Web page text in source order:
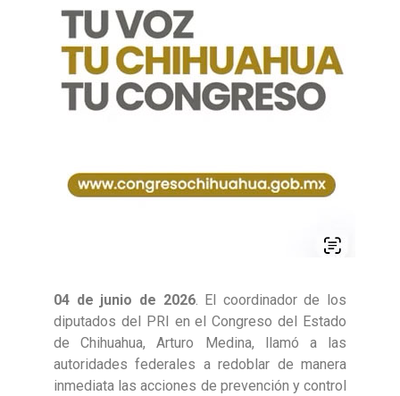
04 de junio de 2026. El coordinador de los
diputados del PRI en el Congreso del Estado
de Chihuahua, Arturo Medina, llamó a las
autoridades federales a redoblar de manera
inmediata las acciones de prevención y control